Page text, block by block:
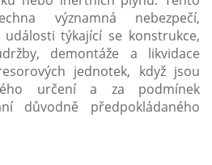
významná nebezpečí,
týkající se konstrukce,
demontáže a likvidace
jednotek, když jsou
určení a za podmínek
důvodně předpokládaného